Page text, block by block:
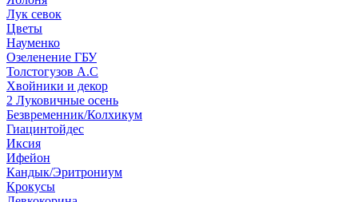
Лук севок
Цветы
Науменко
Озеленение ГБУ
Толстогузов А.С
Хвойники и декор
2 Луковичные осень
Безвременник/Колхикум
Гиацинтойдес
Иксия
Ифейон
Кандык/Эритрониум
Крокусы